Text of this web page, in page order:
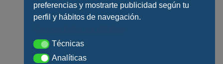
preferencias y mostrarte publicidad según tu
perfil y hábitos de navegación.
TécnicasTécnicas
AnalíticasAnalíticas